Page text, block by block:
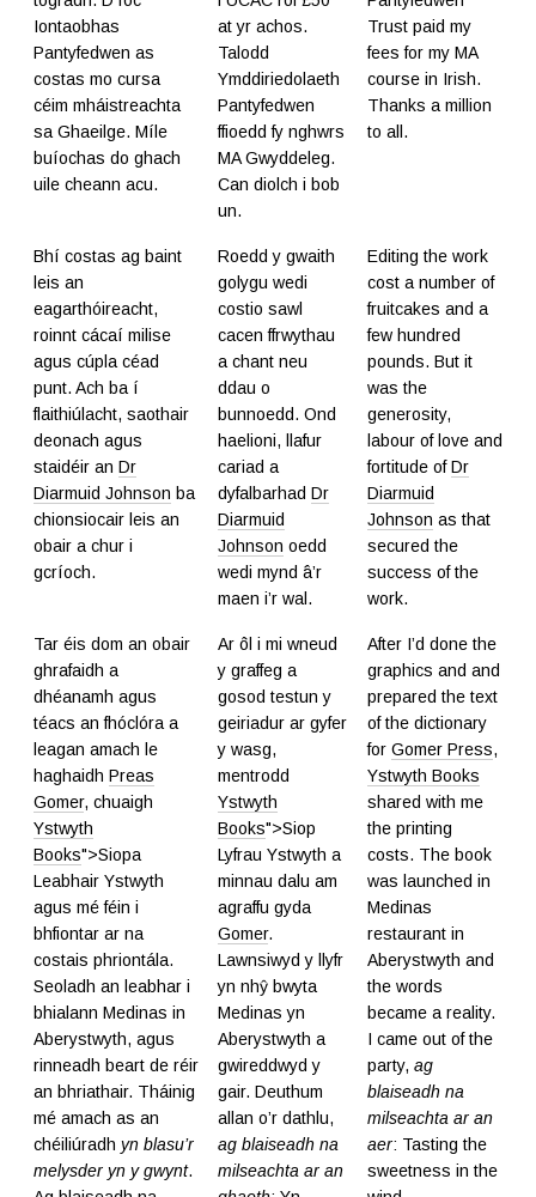
Iontaobhas
Pantyfedwen as
costas mo cursa
céim mháistreachta
sa Ghaeilge. Míle
buíochas do ghach
uile cheann acu.
at yr achos.
Talodd
Ymddiriedolaeth
Pantyfedwen
ffioedd fy nghwrs
MA Gwyddeleg.
Can diolch i bob
un.
Trust paid my
fees for my MA
course in Irish.
Thanks a million
to all.
Bhí costas ag baint
leis an
eagarthóireacht,
roinnt cácaí milise
agus cúpla céad
punt. Ach ba í
flaithiúlacht, saothair
deonach agus
staidéir an Dr
Diarmuid Johnson ba
chionsiocair leis an
obair a chur i
gcríoch.
Roedd y gwaith
golygu wedi
costio sawl
cacen ffrwythau
a chant neu
ddau o
bunnoedd. Ond
haelioni, llafur
cariad a
dyfalbarhad Dr
Diarmuid
Johnson oedd
wedi mynd â’r
maen i’r wal.
Editing the work
cost a number of
fruitcakes and a
few hundred
pounds. But it
was the
generosity,
labour of love and
fortitude ofDr
Diarmuid
Johnson as that
secured the
success of the
work.
Tar éis dom an obair
ghrafaidh a
dhéanamh agus
téacs an fhóclóra a
leagan amach le
haghaidh Preas
Gomer, chuaigh
Ystwyth
Books">Siopa
Leabhair Ystwyth
agus mé féin i
bhfiontar ar na
costais phriontála.
Seoladh an leabhar i
bhialann Medinas in
Aberystwyth, agus
rinneadh beart de réir
an bhriathair. Tháinig
mé amach as an
chéiliúradh yn blasu’r
melysder yn y gwynt.
Ar ôl i mi wneud
y graffeg a
gosod testun y
geiriadur ar gyfer
y wasg,
mentrodd
Ystwyth
Books">Siop
Lyfrau Ystwyth a
minnau dalu am
agraffu gyda
Gomer.
Lawnsiwyd y llyfr
yn nhŷ bwyta
Medinas yn
Aberystwyth a
gwireddwyd y
gair. Deuthum
allan o’r dathlu,
ag blaiseadh na
milseachta ar an
After I’d done the
graphics and and
prepared the text
of the dictionary
for Gomer Press,
Ystwyth Books
shared with me
the printing
costs. The book
was launched in
Medinas
restaurant in
Aberystwyth and
the words
became a reality.
I came out of the
party, ag
blaiseadh na
milseachta ar an
aer: Tasting the
sweetness in the